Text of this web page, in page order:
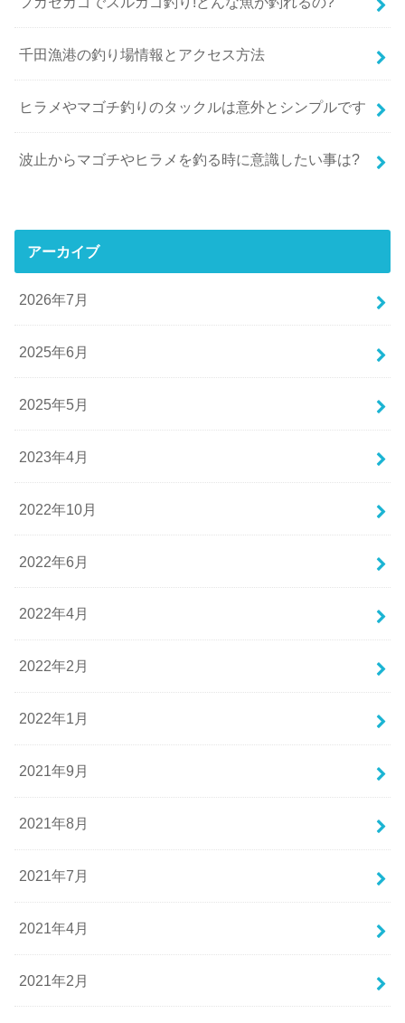
千田漁港の釣り場情報とアクセス方法
ヒラメやマゴチ釣りのタックルは意外とシンプルです
波止からマゴチやヒラメを釣る時に意識したい事は?
アーカイブ
2026年7月
2025年6月
2025年5月
2023年4月
2022年10月
2022年6月
2022年4月
2022年2月
2022年1月
2021年9月
2021年8月
2021年7月
2021年4月
2021年2月